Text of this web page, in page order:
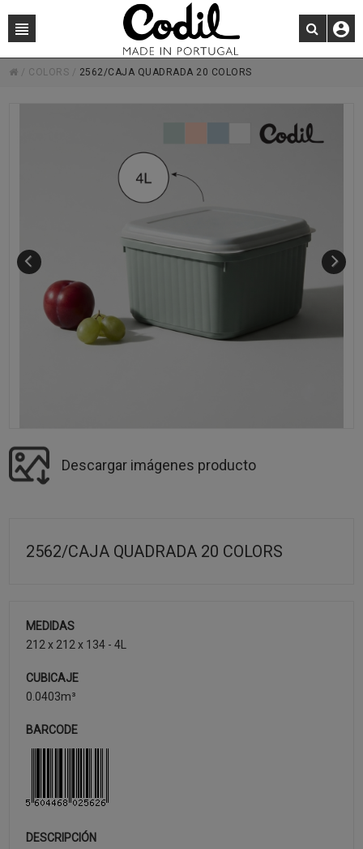
/ COLORS / 2562/CAJA QUADRADA 20 COLORS
Descargar imágenes producto
2562/CAJA QUADRADA 20 COLORS
MEDIDAS
212 x 212 x 134 - 4L
CUBICAJE
0.0403m³
BARCODE
DESCRIPCIÓN